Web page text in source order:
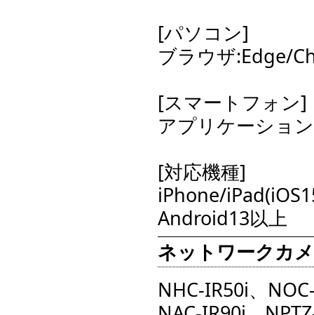
[パソコン]
ブラウザ:Edge/
[スマートフォン]
アプリケーショ
[対応機種]
iPhone/
Android13以上
ネットワークカ
NHC-IR50i、